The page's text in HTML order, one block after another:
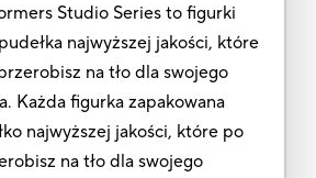
Studio Series to figurki
najwyższej jakości, które
na tło dla swojego
Każda figurka zapakowana
najwyższej jakości, które po
na tło dla swojego